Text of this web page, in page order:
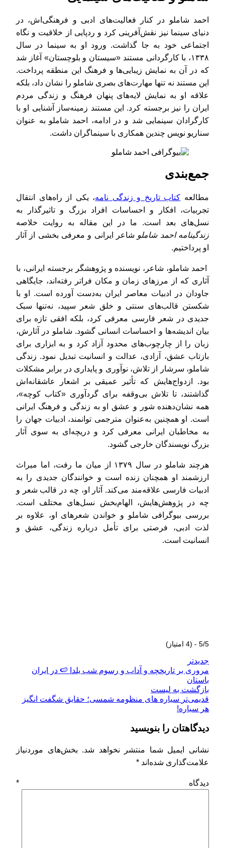
احمد شاملو در کنار فعالیت‌های ادبی و فرهنگی‌اش، در
دنیای سینما نیز نقش‌آفرینی کرد و ردپایی از خلاقیت و نگاه
اجتماعی خود به جا گذاشت. ورود او به سینما در سال
۱۳۳۸، با کارگردانی مستند «سیستان و بلوچستان» آغاز شد
که در آن به نمایش زیبایی‌ها و فرهنگ این منطقه پرداخت.
این مستند نه تنها مهارت‌های بصری شاملو را نشان داد، بلکه
علاقه او به نمایش لایه‌های پنهان فرهنگ و زندگی مردم
ایران را نیز برجسته کرد. این مستند زمینه‌ساز آشنایی او با
کارگرادان سینمایی شد و در ادامه، احمد شاملو به عنوان
سناریو نویس چندین همکاری با سینماگران داشت.
جمع‌بندی
مطالعه کتاب تاریخ و زندگی نامه، یکی از راه‌های انتقال
تجربیات، افکار و احساسات افراد بزرگ و تاثیرگذار به
نسل‌های بعد است. ما در این مقاله به روایت خلاصه‌
زندگینامه احمد شاملو شاعر ایرانی و معرفی بخشی از آثار
او پرداختیم.
احمد شاملو، شاعر، نویسنده و پژوهشگر برجسته ایرانی، با
آثاری که از مرزهای زمان و مکان فراتر رفته‌اند، جایگاهی
جاودان در ادبیات معاصر ایران به‌دست آورده است. او با
شکستن قالب‌های سنتی و خلق شعر سپید، نه‌تنها سبک
جدیدی در شعر فارسی معرفی کرد، بلکه افقی تازه برای
بیان اندیشه‌ها و احساسات انسانی گشود. شاملو در آثارش،
زبان را از چارچوب‌های محدود آزاد کرد و به ابزاری برای
بازتاب عشق، آزادی، عدالت و انسانیت تبدیل نمود. زندگی
شاملو، سرشار از تلاش، نوآوری و پایداری در برابر مشکلات
بود. ازدواج‌هایش که تأثیر عمیقی بر اشعار عاشقانه‌اش
گذاشتند، تا تلاش بی‌وقفه برای گردآوری «کتاب کوچه»،
همه نشان‌دهنده شور و عشق او به زندگی و فرهنگ ایرانی
است. او همچنین به‌عنوان مترجمی توانمند، ادبیات جهان را
به مخاطبان ایرانی معرفی کرد و دریچه‌ای به سوی آثار
بزرگ نویسندگان خارجی گشود.
هرچند شاملو در سال ۱۳۷۹ از میان ما رفت، اما میراث
ارزشمند او همچنان زنده است و خوانندگان جدیدی را به
ادبیات فارسی علاقه‌مند می‌کند. آثار او، چه در قالب شعر و
چه در پژوهش‌هایش، الهام‌بخش نسل‌های مختلف است.
بررسی بیوگرافی شاملو و خواندن شعرهای او، علاوه بر
لذت ادبی، فرصتی برای تأمل درباره زندگی، عشق و
انسانیت است.
5/5 - (4 امتیاز)
جدیدتر
مروری بر تاریخچه و آداب و رسوم شب یلدا 🍉 در ایران
باستان
بازگشت به لیست
قدیمی‌تر سیاره های منظومه شمسی؛ حقایق شگفت انگیز
هر سیاره!
دیدگاهتان را بنویسید
نشانی ایمیل شما منتشر نخواهد شد. بخش‌های موردنیاز
علامت‌گذاری شده‌اند *
دیدگاه *